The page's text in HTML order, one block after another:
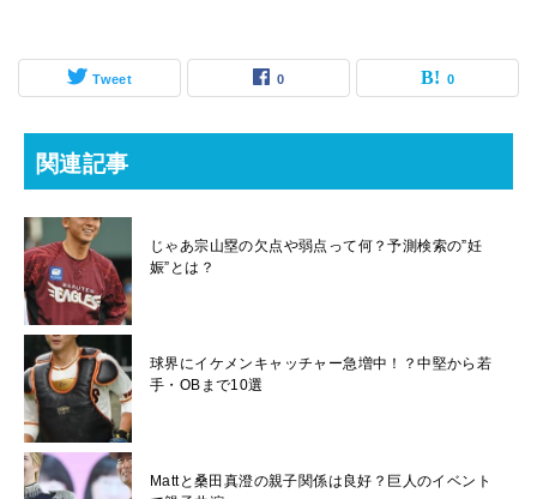
Tweet 0 0
関連記事
じゃあ宗山塁の欠点や弱点って何？予測検索の”妊
娠”とは？
球界にイケメンキャッチャー急増中！？中堅から若
手・OBまで10選
Mattと桑田真澄の親子関係は良好？巨人のイベント